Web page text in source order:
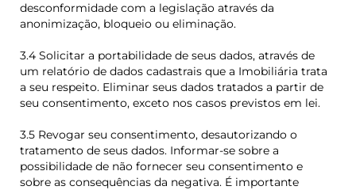
desconformidade com a legislação através da
anonimização, bloqueio ou eliminação.
3.4 Solicitar a portabilidade de seus dados, através de
um relatório de dados cadastrais que a Imobiliária trata
a seu respeito. Eliminar seus dados tratados a partir de
seu consentimento, exceto nos casos previstos em lei.
3.5 Revogar seu consentimento, desautorizando o
tratamento de seus dados. Informar-se sobre a
possibilidade de não fornecer seu consentimento e
sobre as consequências da negativa. É importante